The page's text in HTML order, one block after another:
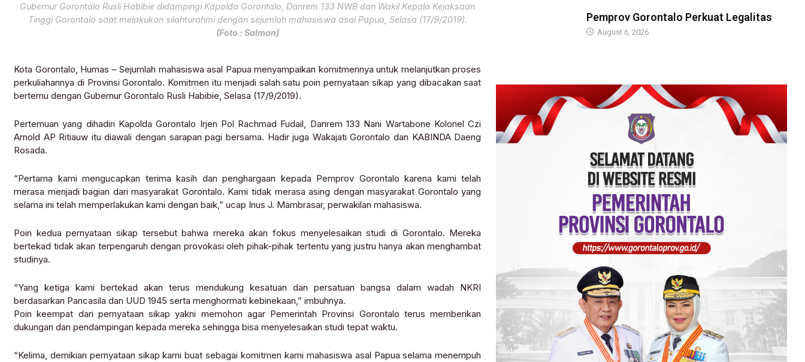
Gubernur Gorontalo Rusli Habibie didampingi Kapolda Gorontalo, Danrem 133 NWB dan Wakil Kepala Kejaksaan
Tinggi Gorontalo saat melakukan silahturahmi dengan sejumlah mahasiswa asal Papua, Selasa (17/9/2019).
(Foto : Salman)
Kota Gorontalo, Humas – Sejumlah mahasiswa asal Papua menyampaikan komitmennya untuk melanjutkan proses
perkuliahannya di Provinsi Gorontalo. Komitmen itu menjadi salah satu poin pernyataan sikap yang dibacakan saat
bertemu dengan Gubernur Gorontalo Rusli Habibie, Selasa (17/9/2019).
Pertemuan yang dihadiri Kapolda Gorontalo Irjen Pol Rachmad Fudail, Danrem 133 Nani Wartabone Kolonel Czi
Arnold AP Ritiauw itu diawali dengan sarapan pagi bersama. Hadir juga Wakajati Gorontalo dan KABINDA Daeng
Rosada.
“Pertama kami mengucapkan terima kasih dan penghargaan kepada Pemprov Gorontalo karena kami telah
merasa menjadi bagian dari masyarakat Gorontalo. Kami tidak merasa asing dengan masyarakat Gorontalo yang
selama ini telah memperlakukan kami dengan baik,” ucap Inus J. Mambrasar, perwakilan mahasiswa.
Poin kedua pernyataan sikap tersebut bahwa mereka akan fokus menyelesaikan studi di Gorontalo. Mereka
bertekad tidak akan terpengaruh dengan provokasi oleh pihak-pihak tertentu yang justru hanya akan menghambat
studinya.
“Yang ketiga kami bertekad akan terus mendukung kesatuan dan persatuan bangsa dalam wadah NKRI
berdasarkan Pancasila dan UUD 1945 serta menghormati kebinekaan,” imbuhnya.
Poin keempat dari pernyataan sikap yakni memohon agar Pemerintah Provinsi Gorontalo terus memberikan
dukungan dan pendampingan kepada mereka sehingga bisa menyelesaikan studi tepat waktu.
“Kelima, demikian pernyataan sikap kami buat sebagai komitmen kami mahasiswa asal Papua selama menempuh
Pemprov Gorontalo Perkuat Legalitas
August 6, 2026